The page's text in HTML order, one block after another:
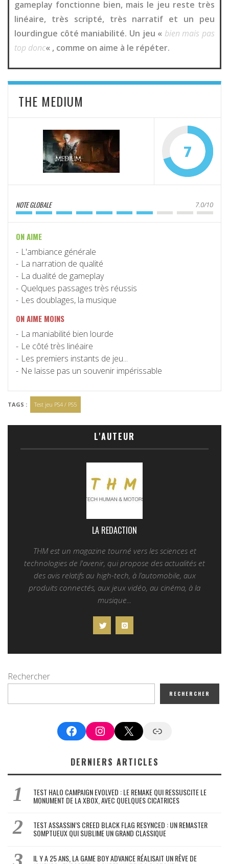
gameplay fonctionne bien, mais le jeu reste très
linéaire, très scripté, très narratif et un peu
lourdingue côté maniabilité. Un jeu « bien mais pas
top donc« , comme on aime à le répéter.
THE MEDIUM
7
NOTE GLOBALE 7.0/10
ON AIME
L'ambiance générale
La narration de qualité
La dualité de gameplay
Quelques passages très réussis
Les doublages, la musique
ON AIME MOINS
La maniabilité bien lourde
Le côté très linéaire
Les premiers instants de jeu...
Ne laisse pas un souvenir impérissable
TAGS : Test jeu PS4 / PS5
L'AUTEUR
LA REDACTION
THM est un magazine tourné vers les sciences et
technologies de l'avenir, qui propose des actualités et
des avis relatifs au high-tech, à l’automobile, aux
produits connectés, aux jeux vidéo, au cinéma, à la
musique...
Rechercher
RECHERCHER
FacebookInstagram
X Google News
DERNIERS ARTICLES
TEST HALO CAMPAIGN EVOLVED : LE REMAKE QUI RESSUSCITE LE
MONUMENT DE LA XBOX, AVEC QUELQUES CICATRICES
TEST ASSASSIN’S CREED BLACK FLAG RESYNCED : UN REMASTER
SOMPTUEUX QUI SUBLIME UN GRAND CLASSIQUE
IL Y A 25 ANS, LA GAME BOY ADVANCE RÉALISAIT UN RÊVE DE